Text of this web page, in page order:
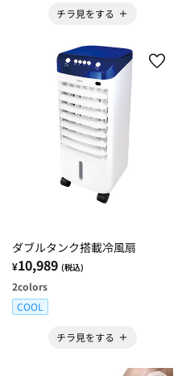
チラ見をする
ダブルタンク搭載冷風扇
¥10,989 (税込)
2colors
COOL
チラ見をする